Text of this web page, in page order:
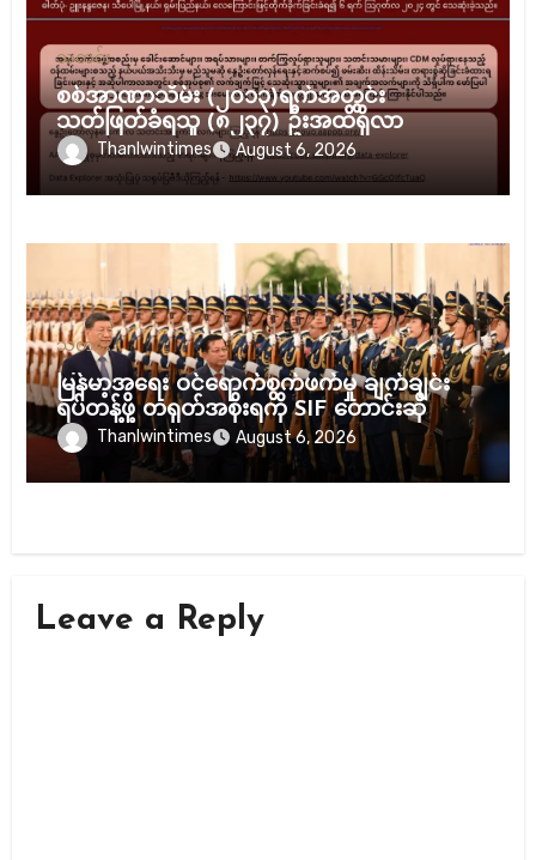
သတင်း
စစ်အာဏာသိမ်း (၂၀၁၃)ရက်အတွင်း
သတ်ဖြတ်ခံရသူ (၈၂၃၇) ဦးအထိရှိလာ
Thanlwintimes August 6, 2026
သတင်း
မြန်မာ့အရေး ဝင်ရောက်စွက်ဖက်မှု ချက်ချင်း
ရပ်တန့်ဖို့ တရုတ်အစိုးရကို SIF တောင်းဆို
Thanlwintimes August 6, 2026
Leave a Reply